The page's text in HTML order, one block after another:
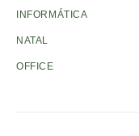
INFORMÁTICA
NATAL
OFFICE